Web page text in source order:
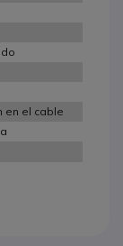
en el cable